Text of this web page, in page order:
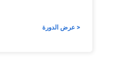
عرض الدورة >